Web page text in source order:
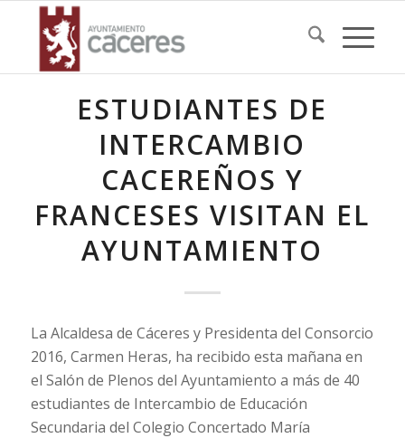
ESTUDIANTES DE
INTERCAMBIO
CACEREÑOS Y
FRANCESES VISITAN EL
AYUNTAMIENTO
La Alcaldesa de Cáceres y Presidenta del Consorcio
2016, Carmen Heras, ha recibido esta mañana en
el Salón de Plenos del Ayuntamiento a más de 40
estudiantes de Intercambio de Educación
Secundaria del Colegio Concertado María